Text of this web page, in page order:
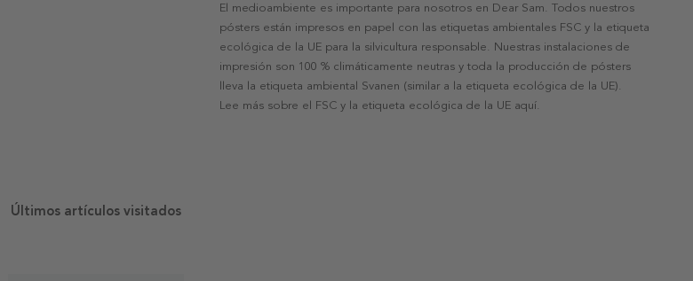
El medioambiente es importante para nosotros en Dear Sam. Todos nuestros
pósters están impresos en papel con las etiquetas ambientales FSC y la etiqueta
ecológica de la UE para la silvicultura responsable. Nuestras instalaciones de
impresión son 100 % climáticamente neutras y toda la producción de pósters
lleva la etiqueta ambiental Svanen (similar a la etiqueta ecológica de la UE).
Lee más sobre el FSC y la etiqueta ecológica de la UE aquí.
Últimos artículos visitados